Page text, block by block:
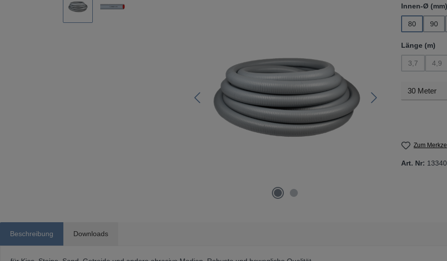
Innen-Ø (mm)
80 90
Länge (m)
3,7
(Diese
4,9
Zum
Art. Nr:
Beschreibung Downloads